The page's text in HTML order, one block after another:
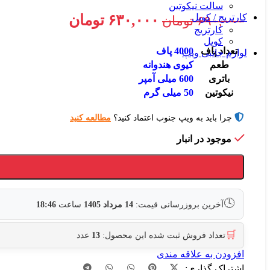
سالت نیکوتین
کارتریج / کویل
کارتریج
کویل
لوازم جانبی ویپ
۶۹۰,۰۰۰ تومان قیمت
بود.
۶۳۰,۰۰۰ تومان
تعداد پاف
4000 پاف
طعم
کیوی هندوانه
باتری
600 میلی آمپر
نیکوتین
50 میلی گرم
چرا باید به ویپ جنوب اعتماد کنید؟ مطالعه کنید
موجود در انبار
🕓 آخرین بروزرسانی قیمت: 14 مرداد 1405 ساعت 18:46
🛒 تعداد فروش ثبت شده این محصول: 13 عدد
افزودن به علاقه مندی